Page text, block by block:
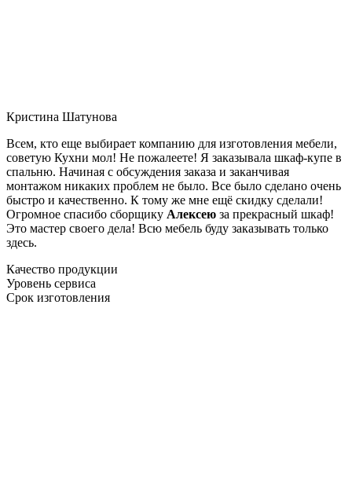
Кристина Шатунова
Всем, кто еще выбирает компанию для изготовления мебели,
советую Кухни мол! Не пожалеете! Я заказывала шкаф-купе в
спальню. Начиная с обсуждения заказа и заканчивая
монтажом никаких проблем не было. Все было сделано очень
быстро и качественно. К тому же мне ещё скидку сделали!
Огромное спасибо сборщику Алексею за прекрасный шкаф!
Это мастер своего дела! Всю мебель буду заказывать только
здесь.
Качество продукции
Уровень сервиса
Срок изготовления